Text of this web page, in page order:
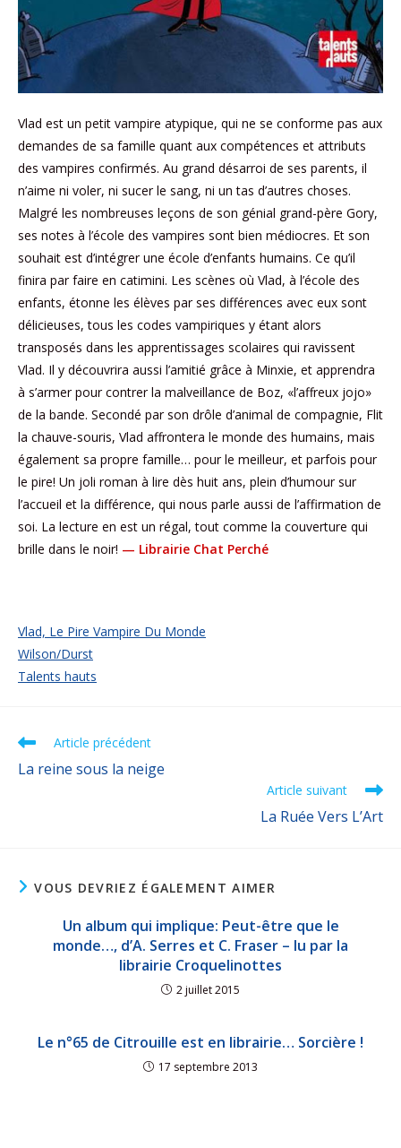
Vlad est un petit vampire atypique, qui ne se conforme pas aux
demandes de sa famille quant aux compétences et attributs
des vampires confirmés. Au grand désarroi de ses parents, il
n’aime ni voler, ni sucer le sang, ni un tas d’autres choses.
Malgré les nombreuses leçons de son génial grand-père Gory,
ses notes à l’école des vampires sont bien médiocres. Et son
souhait est d’intégrer une école d’enfants humains. Ce qu’il
finira par faire en catimini. Les scènes où Vlad, à l’école des
enfants, étonne les élèves par ses différences avec eux sont
délicieuses, tous les codes vampiriques y étant alors
transposés dans les apprentissages scolaires qui ravissent
Vlad. Il y découvrira aussi l’amitié grâce à Minxie, et apprendra
à s’armer pour contrer la malveillance de Boz, «l’affreux jojo»
de la bande. Secondé par son drôle d’animal de compagnie, Flit
la chauve-souris, Vlad affrontera le monde des humains, mais
également sa propre famille… pour le meilleur, et parfois pour
le pire! Un joli roman à lire dès huit ans, plein d’humour sur
l’accueil et la différence, qui nous parle aussi de l’affirmation de
soi. La lecture en est un régal, tout comme la couverture qui
brille dans le noir! — Librairie Chat Perché
Vlad, Le Pire Vampire Du Monde
Wilson/Durst
Talents hauts
Article précédent
La reine sous la neige
Article suivant
La Ruée Vers L’Art
VOUS DEVRIEZ ÉGALEMENT AIMER
Un album qui implique: Peut-être que le
monde…, d’A. Serres et C. Fraser – lu par la
librairie Croquelinottes
2 juillet 2015
Le n°65 de Citrouille est en librairie… Sorcière !
17 septembre 2013